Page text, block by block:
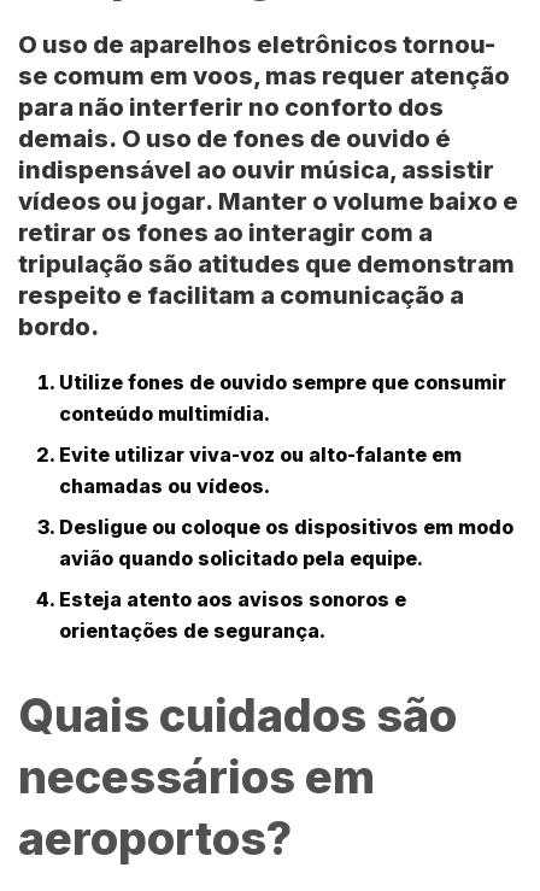
O uso de aparelhos eletrônicos tornou-
se comum em voos, mas requer atenção
para não interferir no conforto dos
demais. O uso de fones de ouvido é
indispensável ao ouvir música, assistir
vídeos ou jogar. Manter o volume baixo e
retirar os fones ao interagir com a
tripulação são atitudes que demonstram
respeito e facilitam a comunicação a
bordo.
Utilize fones de ouvido sempre que consumir
conteúdo multimídia.
Evite utilizar viva-voz ou alto-falante em
chamadas ou vídeos.
Desligue ou coloque os dispositivos em modo
avião quando solicitado pela equipe.
Esteja atento aos avisos sonoros e
orientações de segurança.
Quais cuidados são
necessários em
aeroportos?